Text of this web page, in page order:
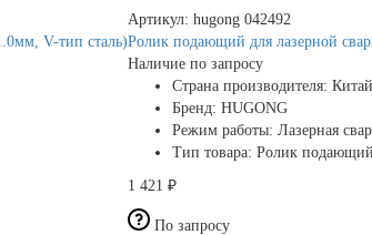
V-тип сталь)
Артикул: hugong 042492
Ролик подающий для лазерной
Наличие по запросу
Страна производителя: Китай
Бренд: HUGONG
Режим работы: Лазерная
Тип товара: Ролик подающий
1 421 ₽
По запросу